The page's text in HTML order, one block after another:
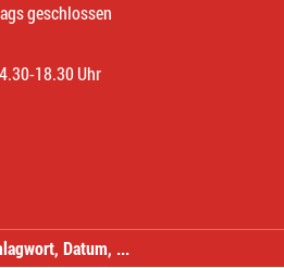
Datum, ...
geschlossen
18.30 Uhr